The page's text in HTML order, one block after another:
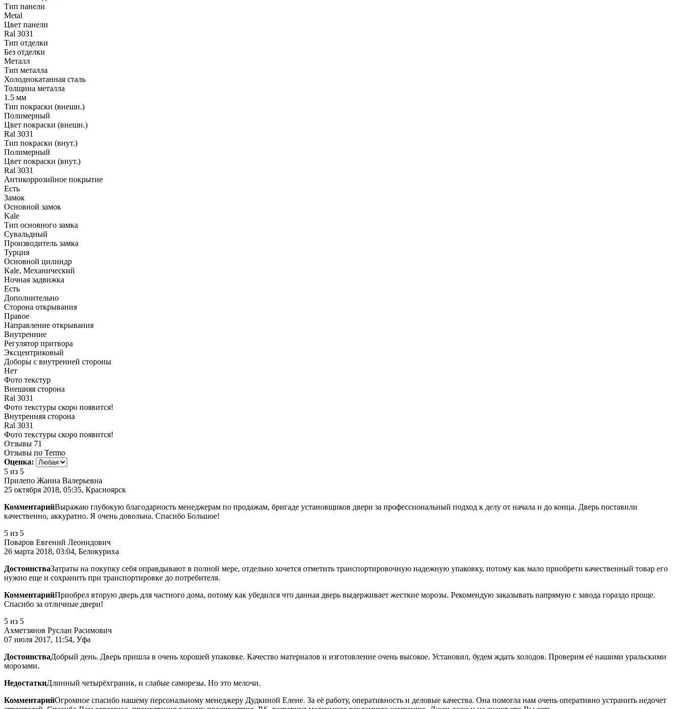
Тип панели
Metal
Цвет панели
Ral 3031
Тип отделки
Без отделки
Металл
Тип металла
Холоднокатанная сталь
Толщина металла
1.5 мм
Тип покраски (внешн.)
Полимерный
Цвет покраски (внешн.)
Ral 3031
Тип покраски (внут.)
Полимерный
Цвет покраски (внут.)
Ral 3031
Антикоррозийное покрытие
Есть
Замок
Основной замок
Kale
Тип основного замка
Сувальдный
Производитель замка
Турция
Основной цилиндр
Kale, Механический
Ночная задвижка
Есть
Дополнительно
Сторона открывания
Правое
Направление открывания
Внутренние
Регулятор притвора
Эксцентриковый
Доборы с внутренней стороны
Нет
Фото текстур
Внешняя сторона
Ral 3031
Фото текстуры скоро появится!
Внутренняя сторона
Ral 3031
Фото текстуры скоро появится!
Отзывы 71
Отзывы по Termo
Оценка:
5 из 5
Прилепо Жанна Валерьевна
25 октября 2018, 05:35, Красноярск
КомментарийВыражаю глубокую благодарность менеджерам по продажам, бригаде установщиков двери за профессиональный подход к делу от начала и до конца. Дверь поставили
качественно, аккуратно. Я очень довольна. Спасибо Большое!
5 из 5
Поваров Евгений Леонидович
26 марта 2018, 03:04, Белокуриха
ДостоинстваЗатраты на покупку себя оправдывают в полной мере, отдельно хочется отметить транспортировочную надежную упаковку, потому как мало приобрети качественный товар его
нужно еще и сохранить при транспортировке до потребителя.
КомментарийПриобрел вторую дверь для частного дома, потому как убедился что данная дверь выдерживает жесткие морозы. Рекомендую заказывать напрямую с завода гораздо проще.
Спасибо за отличные двери!
5 из 5
Ахметзянов Руслан Расимович
07 июля 2017, 11:54, Уфа
ДостоинстваДобрый день. Дверь пришла в очень хорошей упаковке. Качество материалов и изготовление очень высокое. Установил, будем ждать холодов. Проверим её нашими уральскими
морозами.
НедостаткиДлинный четырёхграник, и слабые саморезы. Но это мелочи.
КомментарийОгромное спасибо нашему персональному менеджеру Дудкиной Елене. За её работу, оперативность и деловые качества. Она помогла нам очень оперативно устранить недочет